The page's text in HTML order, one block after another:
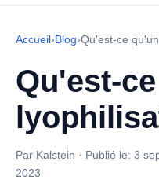
Accueil›Blog›Qu'est-ce
Qu'est-
Par Kalstein · Publié le: 3
2023